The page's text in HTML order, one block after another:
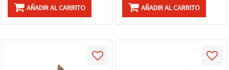
AÑADIR AL CARRITO AÑADIR AL CARRITO